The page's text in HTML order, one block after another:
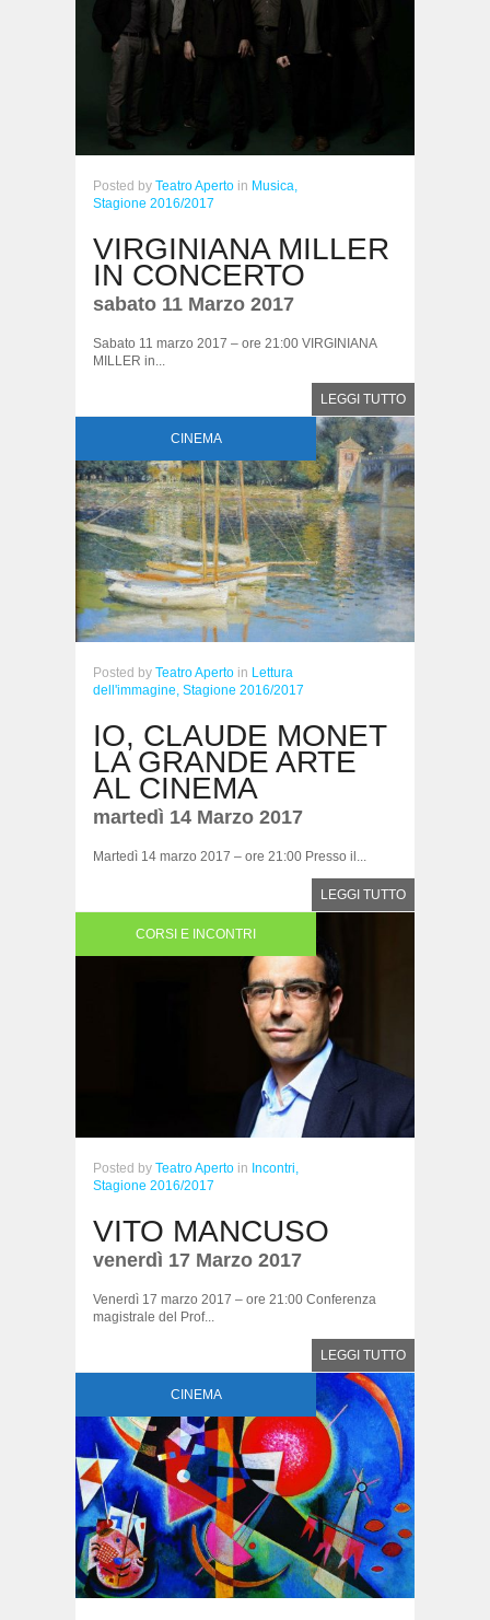
Posted by Teatro Aperto in Musica,
Stagione 2016/2017
VIRGINIANA MILLER
IN CONCERTO
sabato 11 Marzo 2017
Sabato 11 marzo 2017 – ore 21:00 VIRGINIANA
MILLER in...
LEGGI TUTTO
CINEMA
Posted by Teatro Aperto in Lettura
dell'immagine, Stagione 2016/2017
IO, CLAUDE MONET
LA GRANDE ARTE
AL CINEMA
martedì 14 Marzo 2017
Martedì 14 marzo 2017 – ore 21:00 Presso il...
LEGGI TUTTO
CORSI E INCONTRI
Posted by Teatro Aperto in Incontri,
Stagione 2016/2017
VITO MANCUSO
venerdì 17 Marzo 2017
Venerdì 17 marzo 2017 – ore 21:00 Conferenza
magistrale del Prof...
LEGGI TUTTO
CINEMA